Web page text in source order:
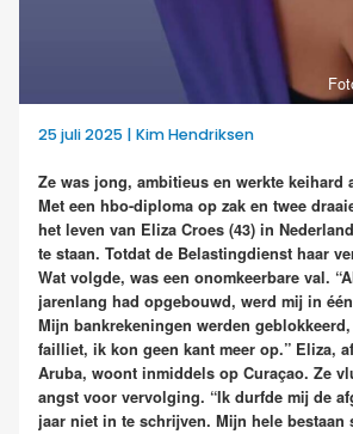
25 juli 2025 | Kim Hendriksen
Ze was jong, ambitieus en werkte keihard
Met een hbo-diploma op zak en twee
het leven van Eliza Croes (43) in
te staan. Totdat de Belastingdienst haar
Wat volgde, was een onomkeerbare val.
jarenlang had opgebouwd, werd mij in
Mijn bankrekeningen werden
failliet, ik kon geen kant meer op.” Eliza,
Aruba, woont inmiddels op Curaçao. Ze
angst voor vervolging. “Ik durfde mij de
jaar niet in te schrijven. Mijn hele bestaan